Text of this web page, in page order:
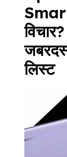
लिस्ट